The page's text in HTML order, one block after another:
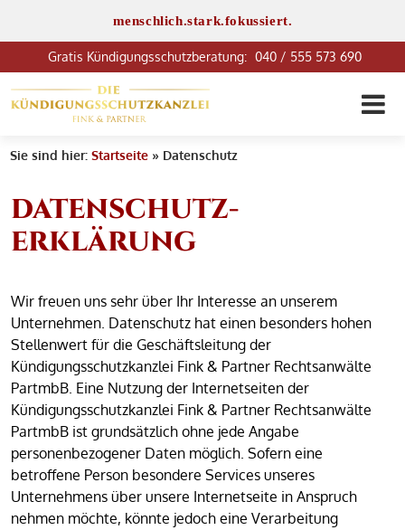
menschlich.stark.fokussiert.
040 / 555 573 690
Sie sind hier:Startseite » Datenschutz
DATENSCHUTZ­
ERKLÄRUNG
Wir freuen uns sehr über Ihr Interesse an unserem
Unternehmen. Datenschutz hat einen besonders hohen
Stellenwert für die Geschäftsleitung der
Kündigungsschutzkanzlei Fink & Partner Rechtsanwälte
PartmbB. Eine Nutzung der Internetseiten der
Kündigungsschutzkanzlei Fink & Partner Rechtsanwälte
PartmbB ist grundsätzlich ohne jede Angabe
personenbezogener Daten möglich. Sofern eine
betroffene Person besondere Services unseres
Unternehmens über unsere Internetseite in Anspruch
nehmen möchte, könnte jedoch eine Verarbeitung